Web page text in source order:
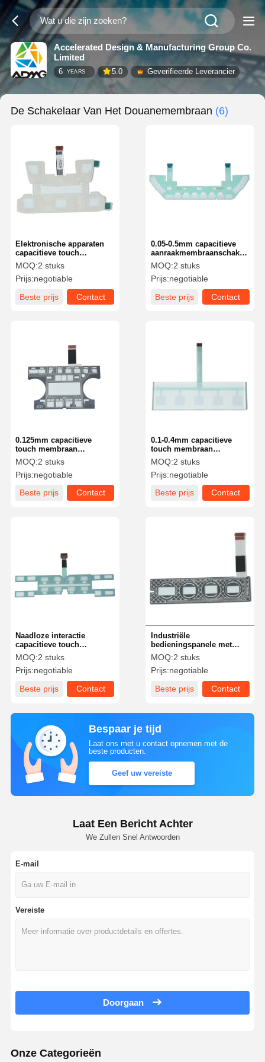
Accelerated Design & Manufacturing Group Co.
Limited
6 YEARS 5.0 Geverifieerde Leverancier
De Schakelaar Van Het Douanemembraan (6)
Elektronische apparaten
capacitieve touch
membraan schakelaar
High Performance
Interface Solution
MOQ:2 stuks
Prijs:negotiable
Beste prijs
Contact
0.05-0.5mm capacitieve
aanraakmembraanschakelaar
PET PC ITO filmmateriaal
MOQ:2 stuks
Prijs:negotiable
Beste prijs
Contact
0.125mm capacitieve
touch membraan
schakelaar polyester
MOQ:2 stuks
Prijs:negotiable
Beste prijs
Contact
0.1-0.4mm capacitieve
touch membraan
schakelaar met
geavanceerde technologie
MOQ:2 stuks
Prijs:negotiable
Beste prijs
Contact
Naadloze interactie
capacitieve touch
membraan schakelaar
voor elektronische
apparaten
MOQ:2 stuks
Prijs:negotiable
Beste prijs
Contact
Industriële
bedieningspanele met
capacitieve
membraanschakelaar PET
PC
MOQ:2 stuks
Prijs:negotiable
Beste prijs
Contact
Bespaar je tijd
Laat ons met u contact opnemen met de
beste producten.
Geef uw vereiste
Laat Een Bericht Achter
We Zullen Snel Antwoorden
E-mail
Vereiste
Doorgaan
Onze Categorieën